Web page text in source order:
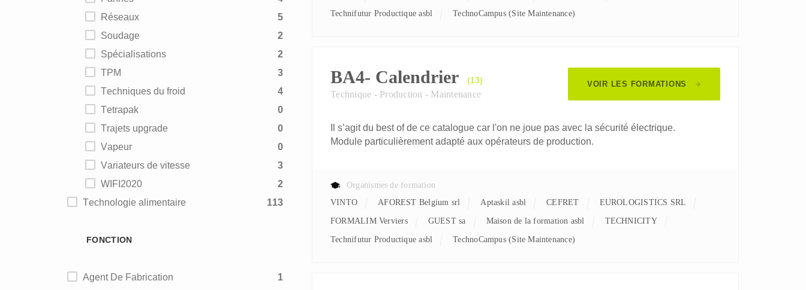
Réseaux
5
Soudage
2
Spécialisations
2
TPM
3
Techniques du froid
4
Tetrapak
0
Trajets upgrade
0
Vapeur
0
Variateurs de vitesse
3
WIFI2020
2
Technologie alimentaire
113
FONCTION
Agent De Fabrication
1
Technifutur Productique asbl TechnoCampus (Site Maintenance)
VOIR LES FORMATIONS
BA4- Calendrier (13)
Technique - Production - Maintenance
Il s’agit du best of de ce catalogue car l'on ne joue pas avec la sécurité électrique.
Module particulièrement adapté aux opérateurs de production.
Organismes de formation
VINTO
AFOREST Belgium srl aptaskil asbl CEFRET EUROLOGISTICS SRL
FORMALIM Verviers GUEST sa Maison de la formation asbl TECHNICITY
Technifutur Productique asbl TechnoCampus (Site Maintenance)